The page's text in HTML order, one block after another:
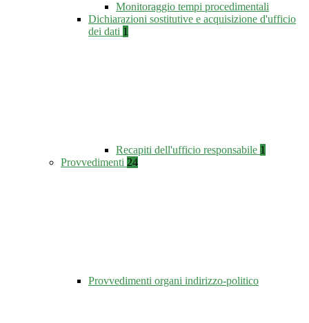
Monitoraggio tempi procedimentali
Dichiarazioni sostitutive e acquisizione d'ufficio
dei dati 1
Recapiti dell'ufficio responsabile 1
Provvedimenti 24
Provvedimenti organi indirizzo-politico